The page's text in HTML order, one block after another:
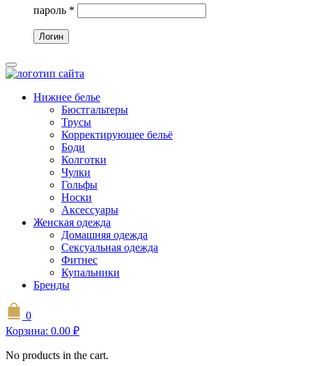
пароль *
Нижнее белье
Бюстгальтеры
Трусы
Корректирующее бельё
Боди
Колготки
Чулки
Гольфы
Носки
Аксессуары
Женская одежда
Домашняя одежда
Сексуальная одежда
Фитнес
Купальники
Бренды
0
Корзина: 0.00 ₽
No products in the cart.